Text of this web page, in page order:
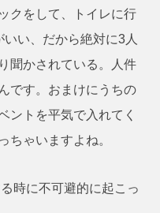
クをして、トイレに行
い、だから絶対に3人
聞かされている。人件
です。おまけにうちの
ントを平気で入れてく
ちゃいますよね。
時に不可避的に起こっ